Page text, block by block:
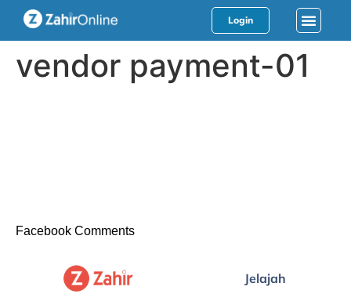
Login
vendor payment-01
Facebook Comments
Jelajah